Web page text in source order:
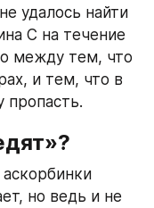
удалось найти
C на течение
между тем, что
и тем, что в
пропасть.
но ведь и не